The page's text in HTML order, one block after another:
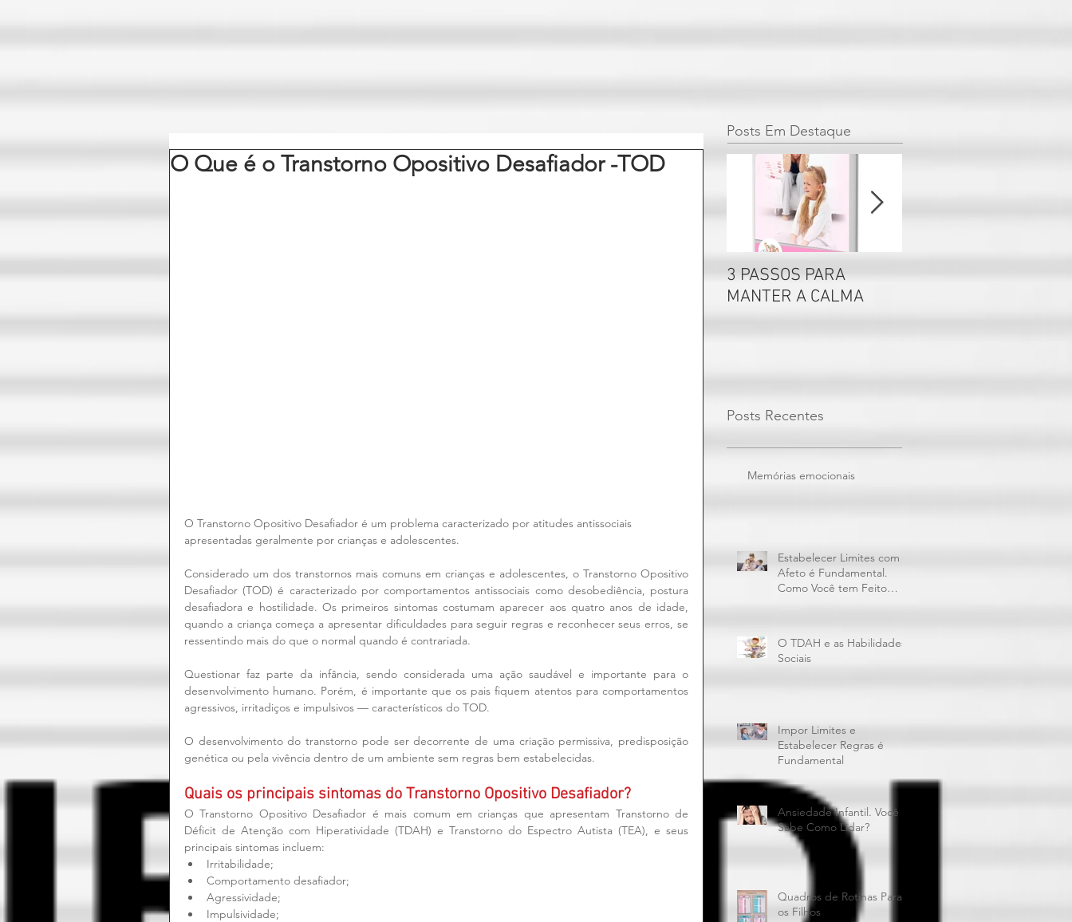
O Que é o Transtorno Opositivo Desafiador -TOD
O Transtorno Opositivo Desafiador é um problema caracterizado por atitudes antissociais
apresentadas geralmente por crianças e adolescentes.
Considerado um dos transtornos mais comuns em crianças e adolescentes, o Transtorno Opositivo
Desafiador (TOD) é caracterizado por comportamentos antissociais como desobediência, postura
desafiadora e hostilidade. Os primeiros sintomas costumam aparecer aos quatro anos de idade,
quando a criança começa a apresentar dificuldades para seguir regras e reconhecer seus erros, se
ressentindo mais do que o normal quando é contrariada.
Questionar faz parte da infância, sendo considerada uma ação saudável e importante para o
desenvolvimento humano. Porém, é importante que os pais fiquem atentos para comportamentos
agressivos, irritadiços e impulsivos — característicos do TOD.
O desenvolvimento do transtorno pode ser decorrente de uma criação permissiva, predisposição
genética ou pela vivência dentro de um ambiente sem regras bem estabelecidas.
Quais os principais sintomas do Transtorno Opositivo Desafiador?
O Transtorno Opositivo Desafiador é mais comum em crianças que apresentam Transtorno de
Déficit de Atenção com Hiperatividade (TDAH) e Transtorno do Espectro Autista (TEA), e seus
principais sintomas incluem:
Irritabilidade;
Comportamento desafiador;
Agressividade;
Impulsividade;
Posts Em Destaque
3 PASSOS PARA
MANTER A CALMA
Posts Recentes
Memórias emocionais
Estabelecer Limites com
Afeto é Fundamental.
Como Você tem Feito
O TDAH e as Habilidades
Sociais
Impor Limites e
Estabelecer Regras é
Fundamental
Ansiedade Infantil. Você
Sabe Como Lidar?
Quadros de Rotinas Para
os Filhos